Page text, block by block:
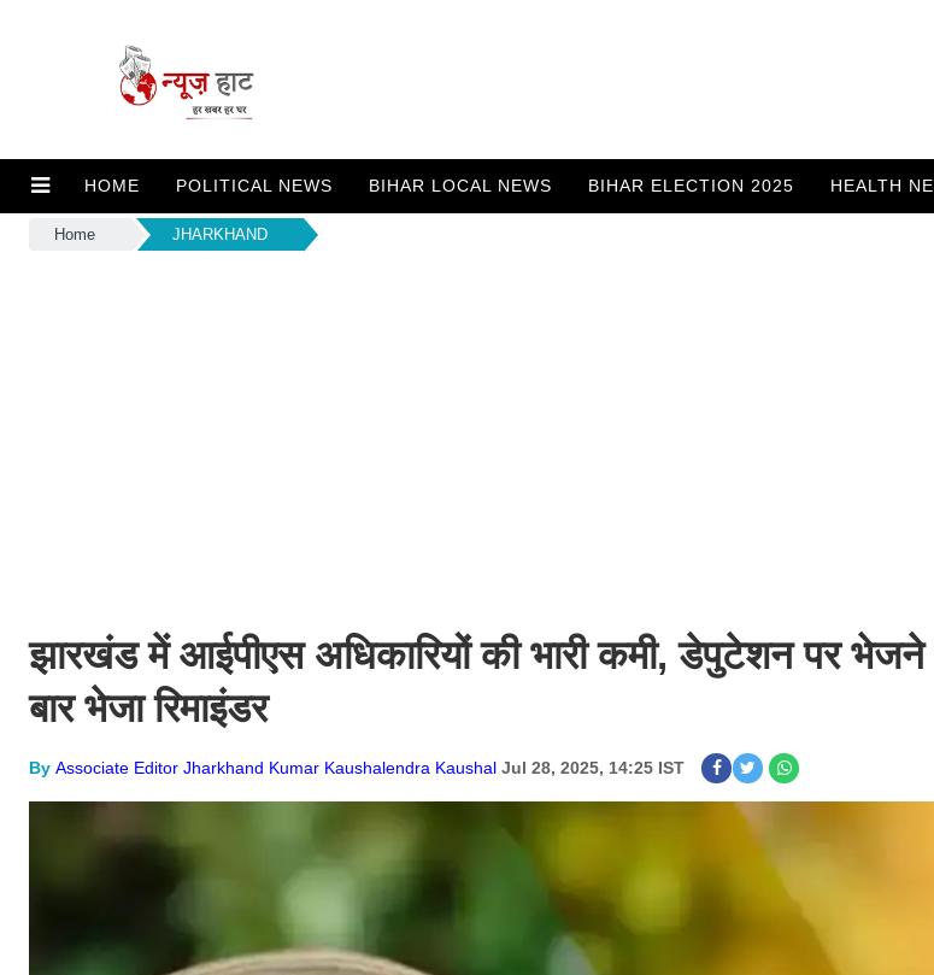
HOME POLITICAL NEWS BIHAR LOCAL NEWS BIHAR ELECTION 2025 HEALTH
Home JHARKHAND
झारखंड में आईपीएस अधिकारियों की भारी कमी, डेपुटेशन पर
बार भेजा रिमाइंडर
By Associate Editor Jharkhand Kumar Kaushalendra Kaushal Jul 28, 2025, 14:25 IST